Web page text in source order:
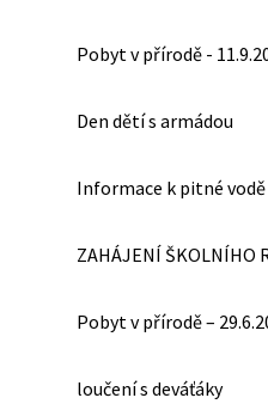
Pobyt v přírodě -
Den dětí s armádou
Informace k pitné vodě
ZAHÁJENÍ ŠKOLNÍHO
Pobyt v přírodě –
loučení s deváťáky